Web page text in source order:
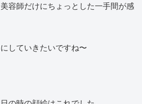
容師だけにちょっとした一手間が感
していきたいですね〜